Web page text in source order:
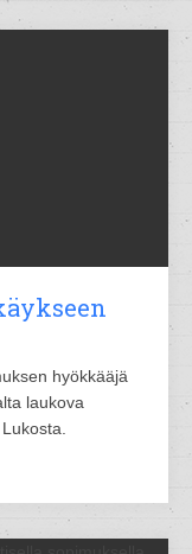
hyökkääjä
laukova